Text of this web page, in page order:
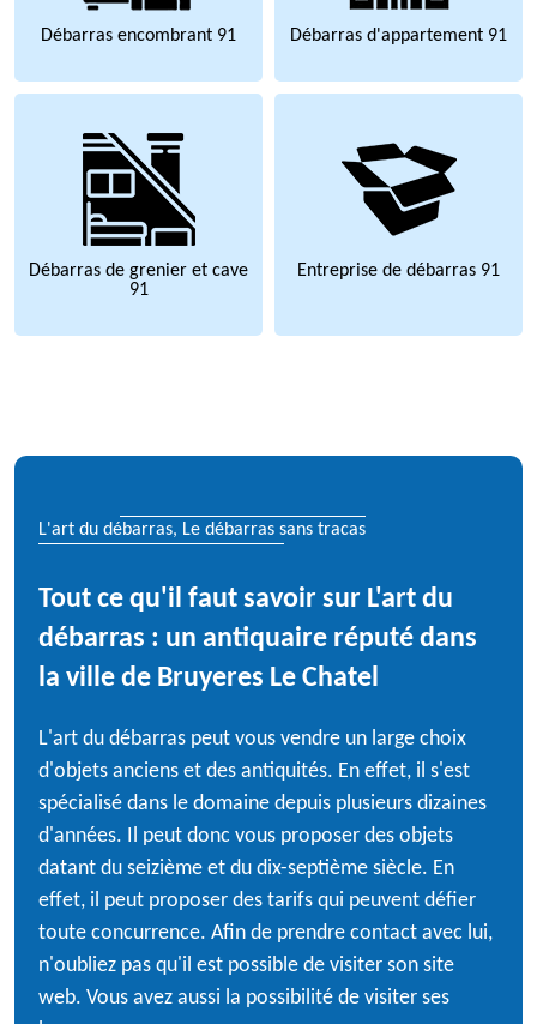
Débarras encombrant 91 Débarras d'appartement 91
Débarras de grenier et cave
91
Entreprise de débarras 91
L'art du débarras, Le débarras sans tracas
Tout ce qu'il faut savoir sur L'art du
débarras : un antiquaire réputé dans
la ville de Bruyeres Le Chatel
L'art du débarras peut vous vendre un large choix
d'objets anciens et des antiquités. En effet, il s'est
spécialisé dans le domaine depuis plusieurs dizaines
d'années. Il peut donc vous proposer des objets
datant du seizième et du dix-septième siècle. En
effet, il peut proposer des tarifs qui peuvent défier
toute concurrence. Afin de prendre contact avec lui,
n'oubliez pas qu'il est possible de visiter son site
web. Vous avez aussi la possibilité de visiter ses